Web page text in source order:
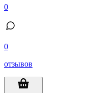
0
0
отзывов